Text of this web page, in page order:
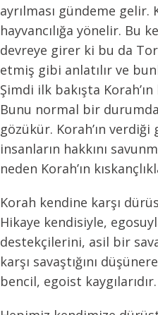
ayrılması gündeme gelir.
hayvancılığa yönelir. Bu
devreye girer ki bu da
etmiş gibi anlatılır ve
Şimdi ilk bakışta
Bunu normal bir
gözükür. Korah’ın
insanların hakkını
neden Korah’ın
Korah kendine karşı
Hikaye kendisiyle,
destekçilerini, asil bir
karşı savaştığını
bencil, egoist kaygılarıdır.